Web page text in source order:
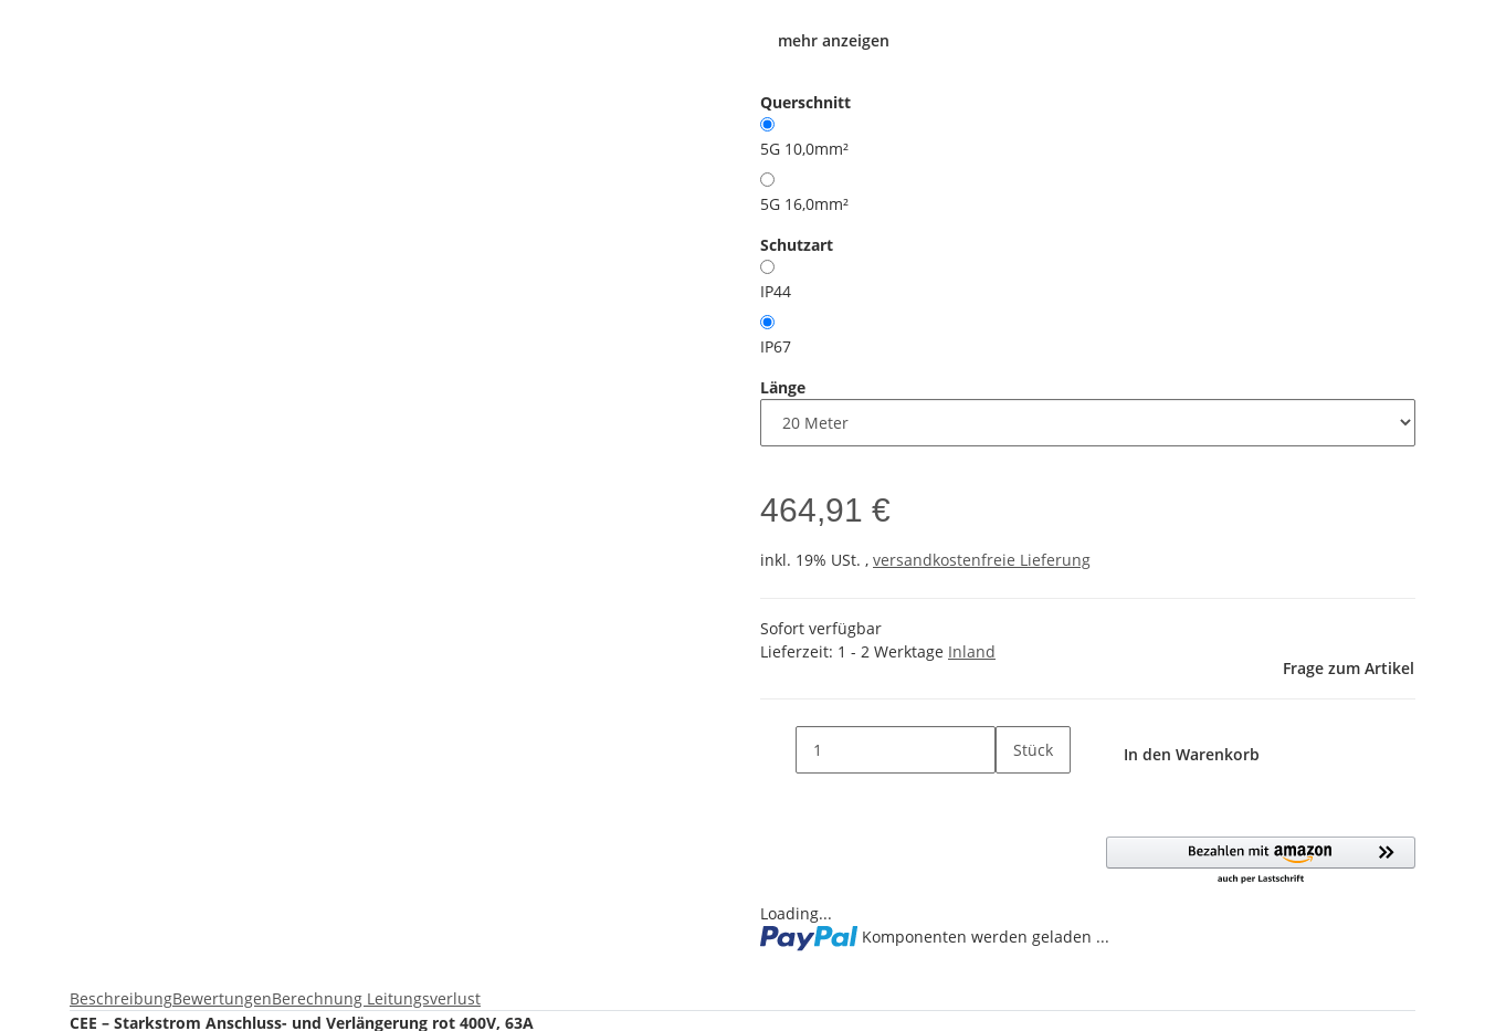
mehr anzeigen
Querschnitt
5G 10,0mm²
5G 16,0mm²
Schutzart
IP44
IP67
Länge
464,91 €
inkl. 19% USt. , versandkostenfreie Lieferung
Sofort verfügbar
Lieferzeit: 1 - 2 Werktage Inland
Frage zum Artikel
Stück In den Warenkorb
Loading...
Komponenten werden geladen ...
BeschreibungBewertungenBerechnung Leitungsverlust
CEE – Starkstrom Anschluss- und Verlängerung rot 400V, 63A